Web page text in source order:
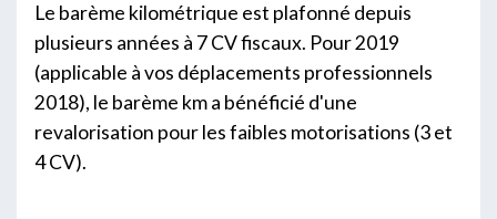
Le barème kilométrique est plafonné depuis
plusieurs années à 7 CV fiscaux. Pour 2019
(applicable à vos déplacements professionnels
2018), le barème km a bénéficié d'une
revalorisation pour les faibles motorisations (3 et
4 CV).